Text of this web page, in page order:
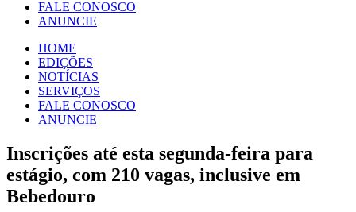
FALE CONOSCO
ANUNCIE
HOME
EDIÇÕES
NOTÍCIAS
SERVIÇOS
FALE CONOSCO
ANUNCIE
Inscrições até esta segunda-feira para
estágio, com 210 vagas, inclusive em
Bebedouro